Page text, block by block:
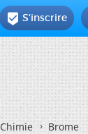
 S'inscrire
Chimie Brome